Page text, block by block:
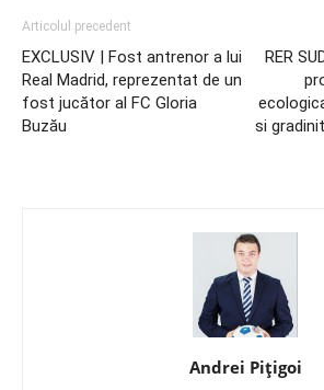
Articolul precedent
EXCLUSIV | Fost antrenor a lui
Real Madrid, reprezentat de un
fost jucător al FC Gloria
Buzău
RER
si
Andrei Pițigoi